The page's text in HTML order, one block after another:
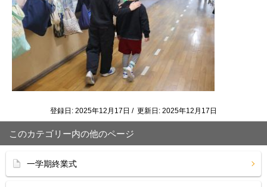
登録日: 2025年12月17日 / 更新日: 2025年12月17日
このカテゴリー内の他のページ
一学期終業式